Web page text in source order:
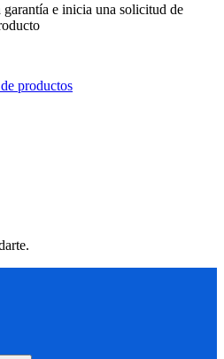
e inicia una solicitud de
productos